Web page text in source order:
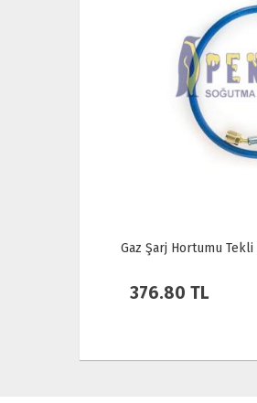
Gaz Şarj Hortumu Tekli
376.80 TL